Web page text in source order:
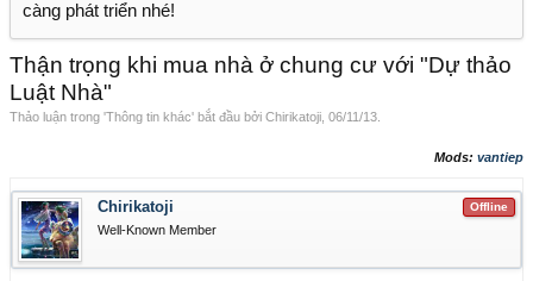
càng phát triển nhé!
Thận trọng khi mua nhà ở chung cư với "Dự thảo
Luật Nhà"
Thảo luận trong 'Thông tin khác' bắt đầu bởi Chirikatoji 06/11/13
Mods: vantiep
Offline
Chirikatoji
Well-Known Member